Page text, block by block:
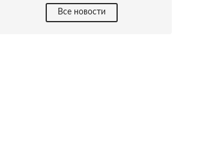
Все новости